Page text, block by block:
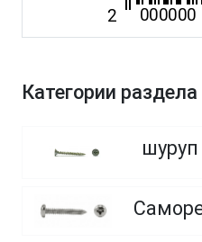
Категории раздела